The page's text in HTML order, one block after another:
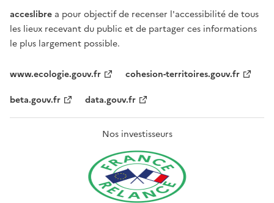
acceslibre a pour objectif de recenser l'accessibilité de tous
les lieux recevant du public et de partager ces informations
le plus largement possible.
www.ecologie.gouv.fr
cohesion-territoires.gouv.fr
beta.gouv.fr
data.gouv.fr
Nos investisseurs